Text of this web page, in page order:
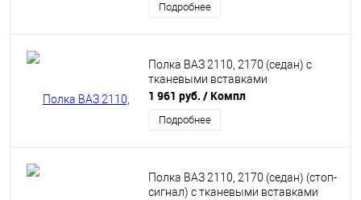
Подробнее
Полка ВАЗ 2110, 2170 (седан) с
тканевыми вставками
1 961 руб. / Компл
Подробнее
Полка ВАЗ 2110, 2170 (седан) (стоп-
сигнал) с тканевыми вставками